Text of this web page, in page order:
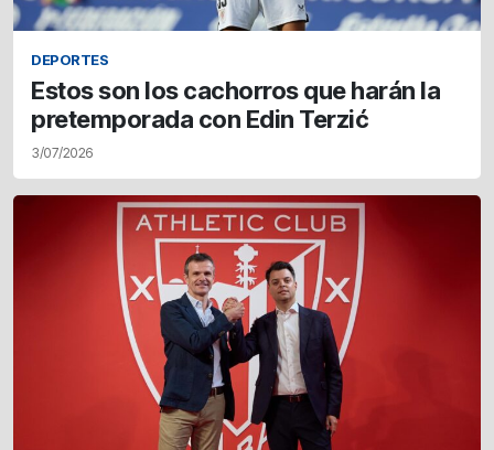
DEPORTES
Estos son los cachorros que harán la
pretemporada con Edin Terzić
3/07/2026